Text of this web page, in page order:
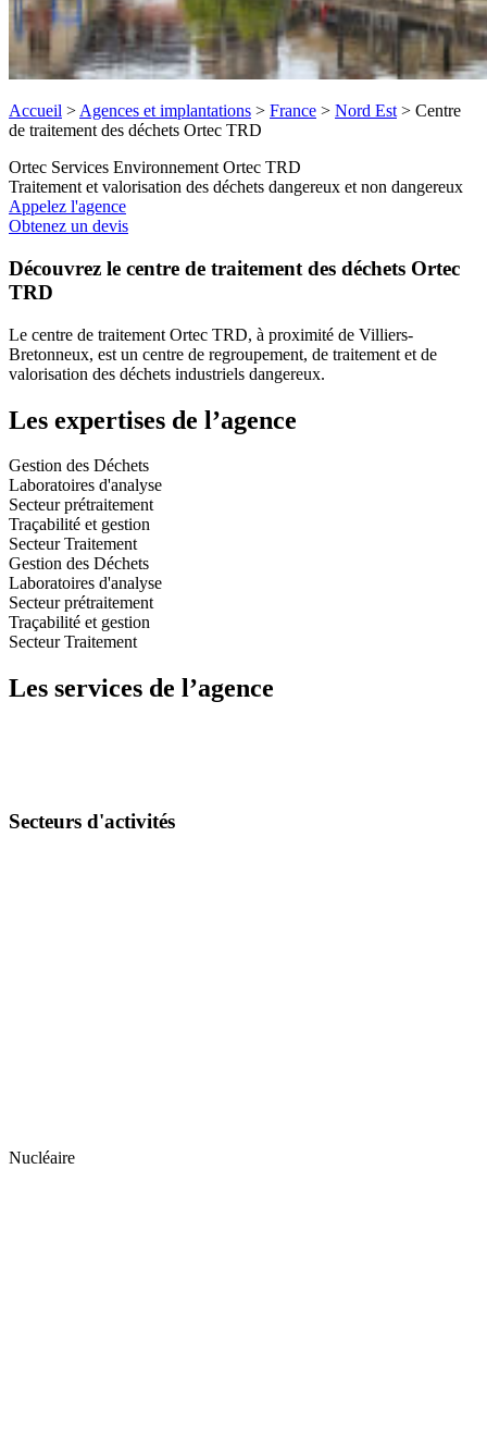
Accueil > Agences et implantations > France > Nord Est > Centre
de traitement des déchets Ortec TRD
Ortec Services Environnement Ortec TRD
Traitement et valorisation des déchets dangereux et non dangereux
Appelez l'agence
Obtenez un devis
Découvrez le centre de traitement des déchets Ortec
TRD
Le centre de traitement Ortec TRD, à proximité de Villiers-
Bretonneux, est un centre de regroupement, de traitement et de
valorisation des déchets industriels dangereux.
Les expertises de l’agence
Gestion des Déchets
Laboratoires d'analyse
Secteur prétraitement
Traçabilité et gestion
Secteur Traitement
Gestion des Déchets
Laboratoires d'analyse
Secteur prétraitement
Traçabilité et gestion
Secteur Traitement
Les services de l’agence
Secteurs d'activités
Nucléaire